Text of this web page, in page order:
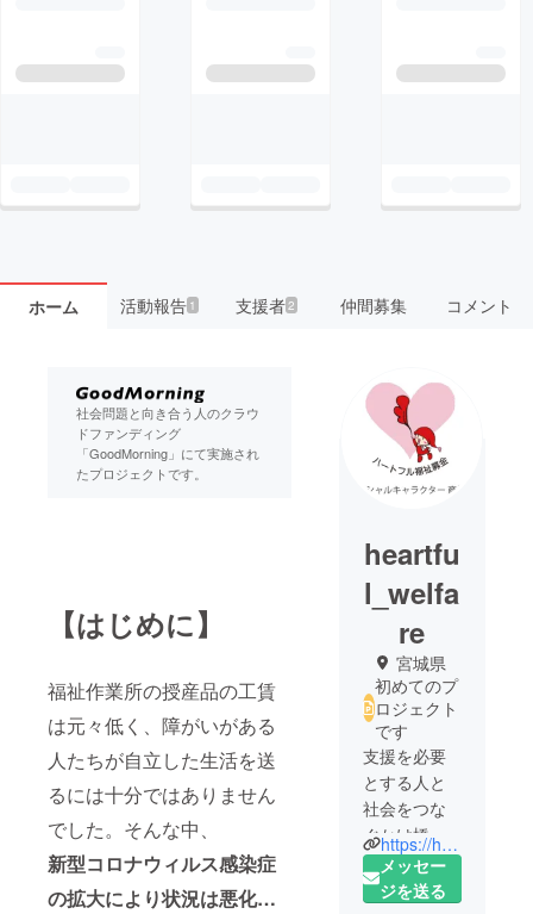
ホーム 活動報告1 支援者2 仲間募集 コメント
社会問題と向き合う人のクラウ
ドファンディング
「GoodMorning」にて実施され
たプロジェクトです。
【はじめに】
福祉作業所の授産品の工賃
は元々低く、障がいがある
人たちが自立した生活を送
るには十分ではありません
でした。そんな中、
新型コロナウィルス感染症
の拡大により状況は悪化…
heartfu
l_welfa
re
宮城県
初めてのプ
ロジェクト
です
支援を必要
とする人と
社会をつな
ぐかけ橋と
なり、互恵
の精神を社
https://hfv-bokin.jp/
メッセー
ジを送る